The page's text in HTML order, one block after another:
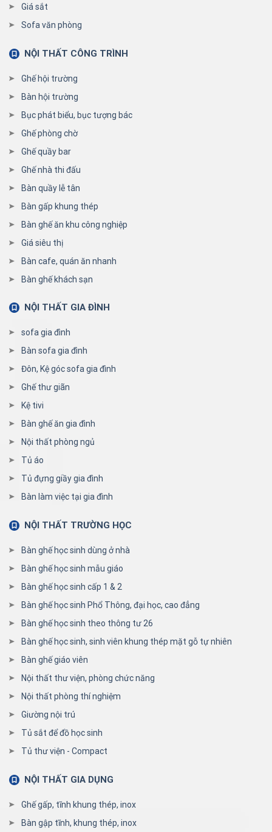
Giá sắt
Sofa văn phòng
NỘI THẤT CÔNG TRÌNH
Ghế hội trường
Bàn hội trường
Bục phát biểu, bục tượng bác
Ghế phòng chờ
Ghế quầy bar
Ghế nhà thi đấu
Bàn quầy lễ tân
Bàn gấp khung thép
Bàn ghế ăn khu công nghiệp
Giá siêu thị
Bàn cafe, quán ăn nhanh
Bàn ghế khách sạn
NỘI THẤT GIA ĐÌNH
sofa gia đình
Bàn sofa gia đình
Đôn, Kệ góc sofa gia đình
Ghế thư giãn
Kệ tivi
Bàn ghế ăn gia đình
Nội thất phòng ngủ
Tủ áo
Tủ đựng giầy gia đình
Bàn làm việc tại gia đình
NỘI THẤT TRƯỜNG HỌC
Bàn ghế học sinh dùng ở nhà
Bàn ghế học sinh mẫu giáo
Bàn ghế học sinh cấp 1 & 2
Bàn ghế học sinh Phổ Thông, đại học, cao đẳng
Bàn ghế học sinh theo thông tư 26
Bàn ghế học sinh, sinh viên khung thép mặt gỗ tự nhiên
Bàn ghế giáo viên
Nội thất thư viện, phòng chức năng
Nội thất phòng thí nghiệm
Giường nội trú
Tủ sắt để đồ học sinh
Tủ thư viện - Compact
NỘI THẤT GIA DỤNG
Ghế gấp, tĩnh khung thép, inox
Bàn gập tĩnh, khung thép, inox